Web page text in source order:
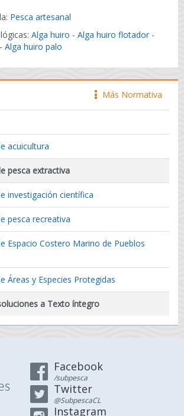
Pesca artesanal
Alga huiro - Alga huiro flotador -
- Alga huiro palo
icono
Más Normativa
acuicultura
pesca extractiva
investigación científica
pesca recreativa
Espacio Costero Marino de Pueblos
Áreas y Especies Protegidas
a Texto íntegro
Facebook
/subpesca
Twitter
@SubpescaCL
Instagram